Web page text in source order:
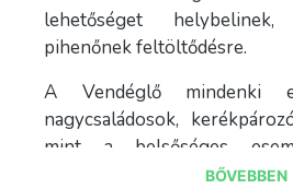
lehetőséget
pihenőnek feltöltődésre.
A Vendéglő mindenki
nagycsaládosok,
mint a belsőséges
menüsorral megünnepelni
BŐVEBBEN